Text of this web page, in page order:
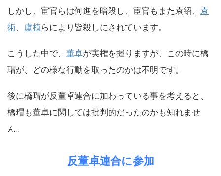
しかし、宦官らは何進を暗殺し、宦官もまた袁紹、 袁
術、 盧植 らにより皆殺しにされています。
こうした中で、 董卓が実権を握りますが、この時に橋
瑁が、どの様な行動を取ったのかは不明です。
後に橋瑁が反董卓連合に加わっている事を考えると、
橋瑁も董卓に関しては批判的だったのかも知れませ
ん。
反董卓連合に参加